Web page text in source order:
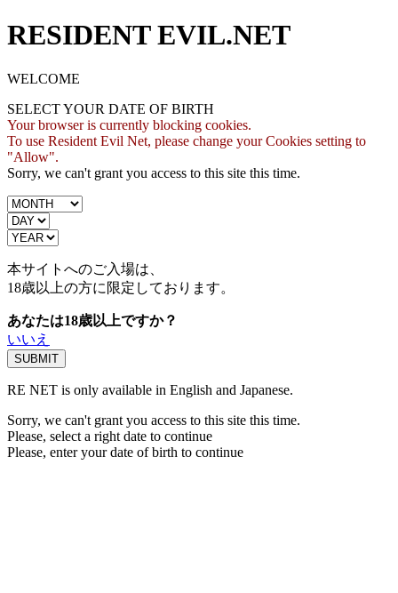
RESIDENT EVIL.NET
WELCOME
SELECT YOUR DATE OF BIRTH
Your browser is currently blocking cookies.
To use Resident Evil Net, please change your Cookies setting to
"Allow".
Sorry, we can't grant you access to this site this time.
本サイトへのご入場は、
18歳以上の方に限定しております。
あなたは18歳以上ですか？
いいえ
RE NET is only available in English and Japanese.
Sorry, we can't grant you access to this site this time.
Please, select a right date to continue
Please, enter your date of birth to continue